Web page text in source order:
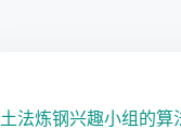
土法炼钢兴趣小组的算